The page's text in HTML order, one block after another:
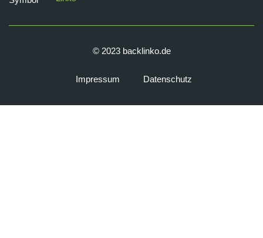
© 2023 backlinko.de
Impressum Datenschutz